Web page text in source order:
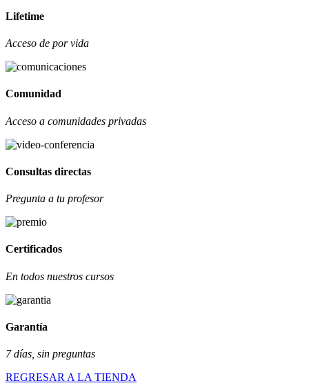
Lifetime
Acceso de por vida
Comunidad
Acceso a comunidades privadas
Consultas directas
Pregunta a tu profesor
Certificados
En todos nuestros cursos
Garantía
7 días, sin preguntas
REGRESAR A LA TIENDA